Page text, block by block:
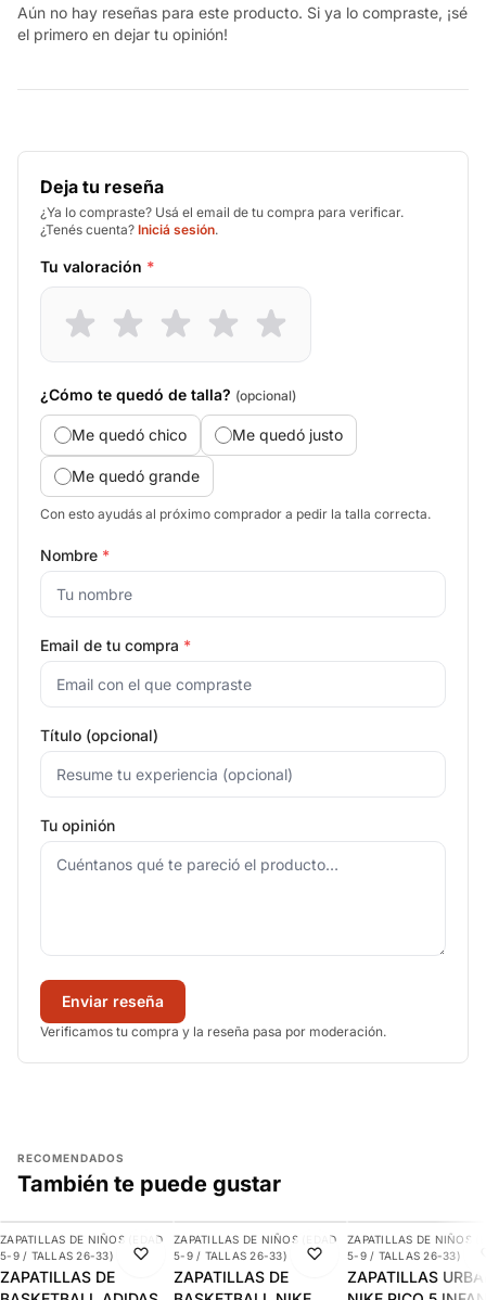
Aún no hay reseñas para este producto. Si ya lo compraste, ¡sé
el primero en dejar tu opinión!
Deja tu reseña
¿Ya lo compraste? Usá el email de tu compra para verificar.
¿Tenés cuenta? Iniciá sesión.
Tu valoración *
¿Cómo te quedó de talla? (opcional)
Me quedó chico Me quedó justo
Me quedó grande
Con esto ayudás al próximo comprador a pedir la talla correcta.
Nombre *
Email de tu compra *
Título (opcional)
Tu opinión
Enviar reseña
Verificamos tu compra y la reseña pasa por moderación.
RECOMENDADOS
También te puede gustar
-30%
AGREGAR
ZAPATILLAS DE NIÑOS (EDAD
5-9 / TALLAS 26-33)
ZAPATILLAS DE
-10%
AGREGAR
ZAPATILLAS DE NIÑOS (EDAD
5-9 / TALLAS 26-33)
ZAPATILLAS DE
-29%
ZAPATILLAS DE NIÑOS
5-9 / TALLAS 26-33)
ZAPATILLAS